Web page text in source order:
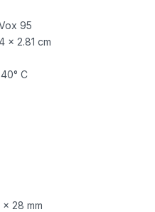
95
x 2.81 cm
C
28 mm